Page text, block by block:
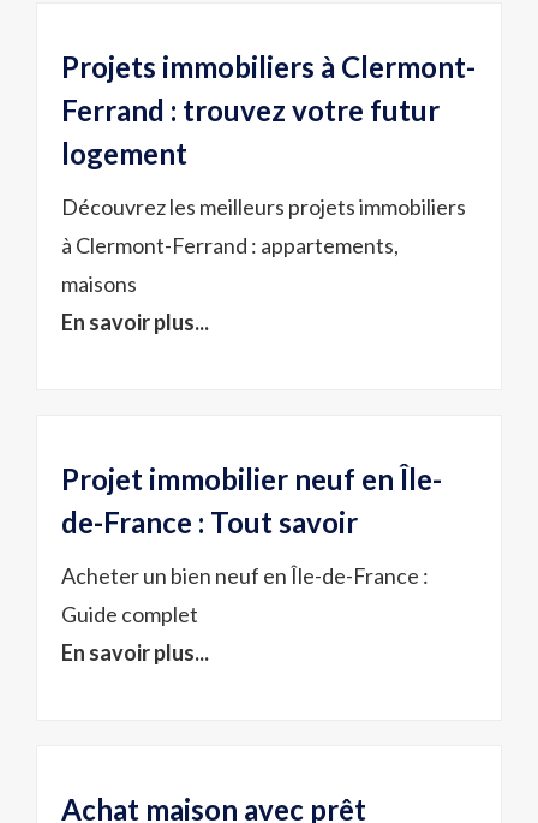
Projets immobiliers à Clermont-
Ferrand : trouvez votre futur
logement
Découvrez les meilleurs projets immobiliers
à Clermont-Ferrand : appartements,
maisons
En savoir plus...
Projet immobilier neuf en Île-
de-France : Tout savoir
Acheter un bien neuf en Île-de-France :
Guide complet
En savoir plus...
Achat maison avec prêt